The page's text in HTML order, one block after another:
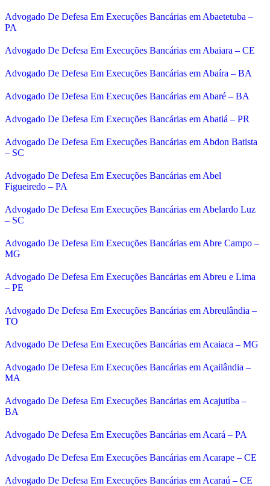
Advogado De Defesa Em Execuções Bancárias em Abaetetuba –
PA
Advogado De Defesa Em Execuções Bancárias em Abaiara – CE
Advogado De Defesa Em Execuções Bancárias em Abaíra – BA
Advogado De Defesa Em Execuções Bancárias em Abaré – BA
Advogado De Defesa Em Execuções Bancárias em Abatiá – PR
Advogado De Defesa Em Execuções Bancárias em Abdon Batista
– SC
Advogado De Defesa Em Execuções Bancárias em Abel
Figueiredo – PA
Advogado De Defesa Em Execuções Bancárias em Abelardo Luz
– SC
Advogado De Defesa Em Execuções Bancárias em Abre Campo –
MG
Advogado De Defesa Em Execuções Bancárias em Abreu e Lima
– PE
Advogado De Defesa Em Execuções Bancárias em Abreulândia –
TO
Advogado De Defesa Em Execuções Bancárias em Acaiaca – MG
Advogado De Defesa Em Execuções Bancárias em Açailândia –
MA
Advogado De Defesa Em Execuções Bancárias em Acajutiba –
BA
Advogado De Defesa Em Execuções Bancárias em Acará – PA
Advogado De Defesa Em Execuções Bancárias em Acarape – CE
Advogado De Defesa Em Execuções Bancárias em Acaraú – CE